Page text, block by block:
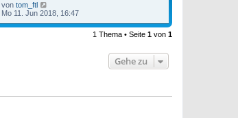
von tom_ftl
Mo 11. Jun 2018, 16:47
1 Thema • Seite 1 von 1
Gehe zu